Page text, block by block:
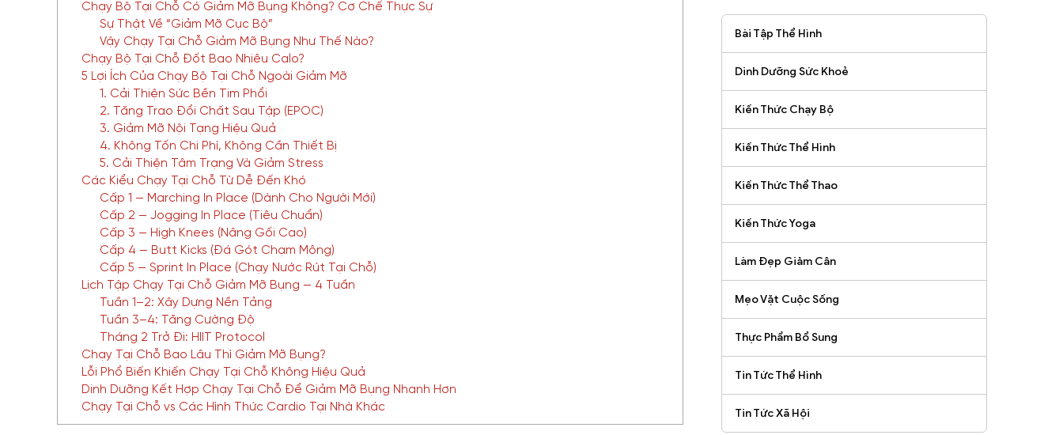
Chạy Bộ Tại Chỗ Có Giảm Mỡ Bụng Không? Cơ Chế Thực Sự
Sự Thật Về “Giảm Mỡ Cục Bộ”
Vậy Chạy Tại Chỗ Giảm Mỡ Bụng Như Thế Nào?
Chạy Bộ Tại Chỗ Đốt Bao Nhiêu Calo?
5 Lợi Ích Của Chạy Bộ Tại Chỗ Ngoài Giảm Mỡ
1. Cải Thiện Sức Bền Tim Phổi
2. Tăng Trao Đổi Chất Sau Tập (EPOC)
3. Giảm Mỡ Nội Tạng Hiệu Quả
4. Không Tốn Chi Phí, Không Cần Thiết Bị
5. Cải Thiện Tâm Trạng Và Giảm Stress
Các Kiểu Chạy Tại Chỗ Từ Dễ Đến Khó
Cấp 1 — Marching In Place (Dành Cho Người Mới)
Cấp 2 — Jogging In Place (Tiêu Chuẩn)
Cấp 3 — High Knees (Nâng Gối Cao)
Cấp 4 — Butt Kicks (Đá Gót Chạm Mông)
Cấp 5 — Sprint In Place (Chạy Nước Rút Tại Chỗ)
Lịch Tập Chạy Tại Chỗ Giảm Mỡ Bụng — 4 Tuần
Tuần 1–2: Xây Dựng Nền Tảng
Tuần 3–4: Tăng Cường Độ
Tháng 2 Trở Đi: HIIT Protocol
Chạy Tại Chỗ Bao Lâu Thì Giảm Mỡ Bụng?
Lỗi Phổ Biến Khiến Chạy Tại Chỗ Không Hiệu Quả
Dinh Dưỡng Kết Hợp Chạy Tại Chỗ Để Giảm Mỡ Bụng Nhanh Hơn
Chạy Tại Chỗ vs Các Hình Thức Cardio Tại Nhà Khác
Bài Tập Thể Hình
Dinh Dưỡng Sức Khoẻ
Kiến Thức Chạy Bộ
Kiến Thức Thể Hình
Kiến Thức Thể Thao
Kiến Thức Yoga
Làm Đẹp Giảm Cân
Mẹo Vặt Cuộc Sống
Thực Phẩm Bổ Sung
Tin Tức Thể Hình
Tin Tức Xã Hội